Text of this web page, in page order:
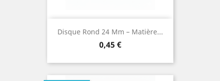
Disque Rond 24 Mm – Matière...
Prix
0,45 €